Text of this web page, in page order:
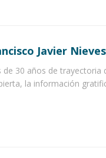
Javier
de 30 años de trayectoria
la información